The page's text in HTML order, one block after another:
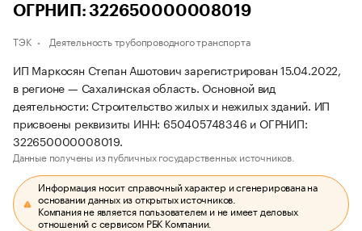
ОГРНИП: 322650000008019
ТЭК Деятельность трубопроводного транспорта
ИП Маркосян Степан Ашотович зарегистрирован 15.04.2022,
в регионе — Сахалинская область. Основной вид
деятельности: Строительство жилых и нежилых зданий. ИП
присвоены реквизиты ИНН: 650405748346 и ОГРНИП:
322650000008019.
Данные получены из публичных государственных источников.
Информация носит справочный характер и сгенерирована на
основании данных из открытых источников.
Компания не является пользователем и не имеет деловых
отношений с сервисом РБК Компании.